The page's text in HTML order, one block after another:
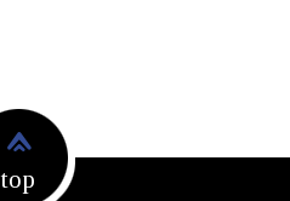
top